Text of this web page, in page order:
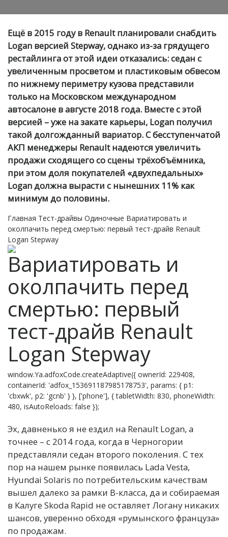
Ещё в 2015 году в Renault планировали снабдить
Logan версией Stepway, однако из-за грядущего
рестайлинга от этой идеи отказались: седан с
увеличенным просветом и пластиковым обвесом
по нижнему периметру кузова представили
только на Московском международном
автосалоне в августе 2018 года. Вместе с этой
версией – уже на закате карьеры, Logan получил
такой долгожданный вариатор. С бесступенчатой
АКП менеджеры Renault надеются увеличить
продажи сходящего со сцены трёхобъёмника,
при этом доля покупателей «двухпедальных»
Logan должна вырасти с нынешних 11% как
минимум до половины.
Главная Тест-драйвы Одиночные Вариатировать и
околпачить перед смертью: первый тест-драйв Renault
Logan Stepway
Вариатировать и
околпачить перед
смертью: первый
тест-драйв Renault
Logan Stepway
window.Ya.adfoxCode.createAdaptive({ ownerId: 229408,
containerId: 'adfox_153691187985178753', params: { p1:
'cbxwk', p2: 'gcnb' } }, ['phone'], { tabletWidth: 830, phoneWidth:
480, isAutoReloads: false });
Эх, давненько я не ездил на Renault Logan, а
точнее – с 2014 года, когда в Черногории
представляли седан второго поколения. С тех
пор на нашем рынке появилась Lada Vesta,
Hyundai Solaris по потребительским качествам
вышел далеко за рамки В-класса, да и собираемая
в Калуге Skoda Rapid не оставляет Логану никаких
шансов, уверенно обходя «румынского француза»
по продажам.